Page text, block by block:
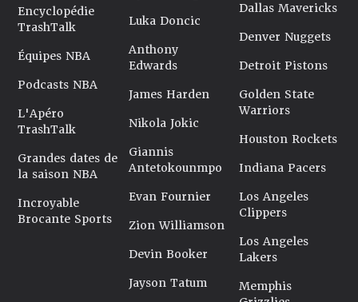
Encyclopédie
TrashTalk
Équipes NBA
Podcasts NBA
L'Apéro
TrashTalk
Grandes dates de
la saison NBA
Incroyable
Brocante Sports
Luka Doncic
Anthony
Edwards
James Harden
Nikola Jokic
Giannis
Antetokounmpo
Evan Fournier
Zion Williamson
Devin Booker
Jayson Tatum
Dallas Mavericks
Denver Nuggets
Detroit Pistons
Golden State
Warriors
Houston Rockets
Indiana Pacers
Los Angeles
Clippers
Los Angeles
Lakers
Memphis